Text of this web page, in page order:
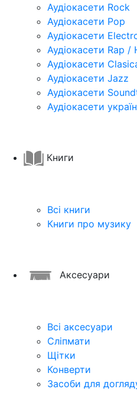
Аудіокасети Rock
Аудіокасети Pop
Аудіокасети
Аудіокасети Rap /
Аудіокасети
Аудіокасети Jazz
Аудіокасети
Аудіокасети
Книги
Всі книги
Книги про музику
Аксесуари
Всі аксесуари
Сліпмати
Щітки
Конверти
Засоби для